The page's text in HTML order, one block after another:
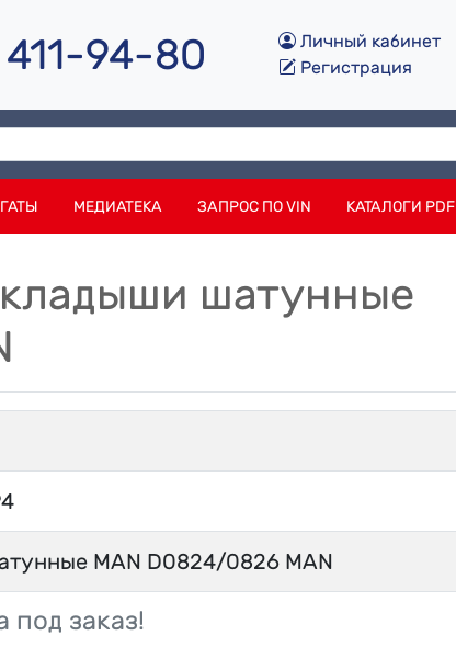
411-94-80
Личный кабинет
Регистрация
МЕДИАТЕКА ЗАПРОС ПО VIN КАТАЛОГИ PDF
шатунные
MAN D0824/0826 MAN
под заказ!